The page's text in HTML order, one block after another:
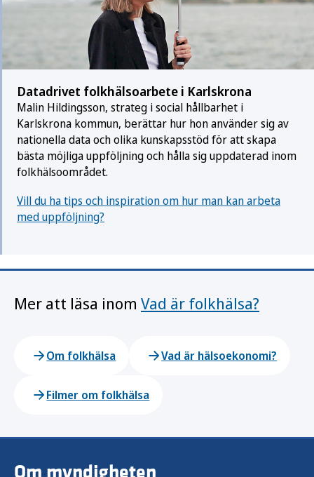
Datadrivet folkhälsoarbete i Karlskrona
Malin Hildingsson, strateg i social hållbarhet i
Karlskrona kommun, berättar hur hon använder sig av
nationella data och olika kunskapsstöd för att skapa
bästa möjliga uppföljning och hålla sig uppdaterad inom
folkhälsoområdet.
Vill du ha tips och inspiration om hur man kan arbeta
med uppföljning?
Mer att läsa inom Vad är folkhälsa?
Om folkhälsa Vad är hälsoekonomi?
Filmer om folkhälsa